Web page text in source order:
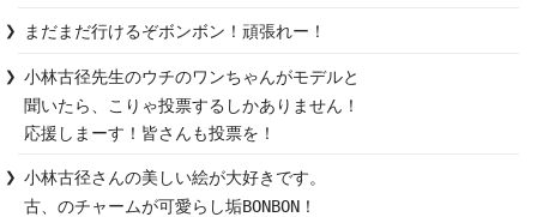
まだまだ行けるぞボンボン！頑張れー！
小林古径先生のウチのワンちゃんがモデルと
聞いたら、こりゃ投票するしかありません！
応援しまーす！皆さんも投票を！
小林古径さんの美しい絵が大好きです。
古、のチャームが可愛らし垢BONBON！